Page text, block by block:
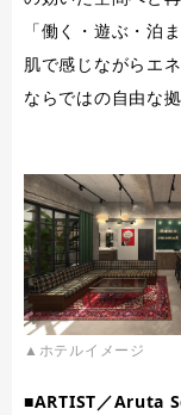
「働く・遊ぶ・泊
肌で感じながらエ
ならではの自由な
▲ホテルイメージ
■ARTIST／Aruta